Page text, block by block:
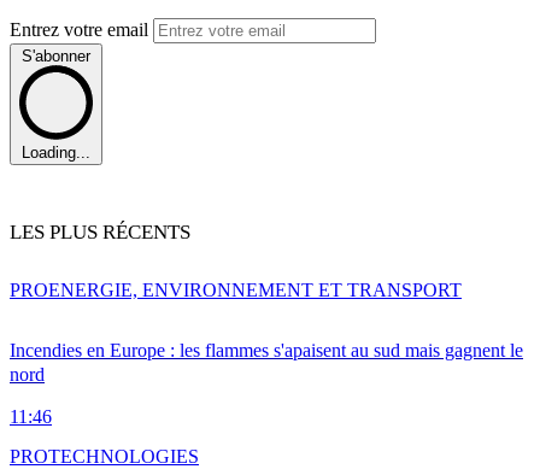
Entrez votre email
S'abonner
Loading...
LES PLUS RÉCENTS
Incendies en Europe : les flammes s'apaisent au sud mais gagnent le
nord
11:46
PROENERGIE, ENVIRONNEMENT ET TRANSPORT
PROTECHNOLOGIES